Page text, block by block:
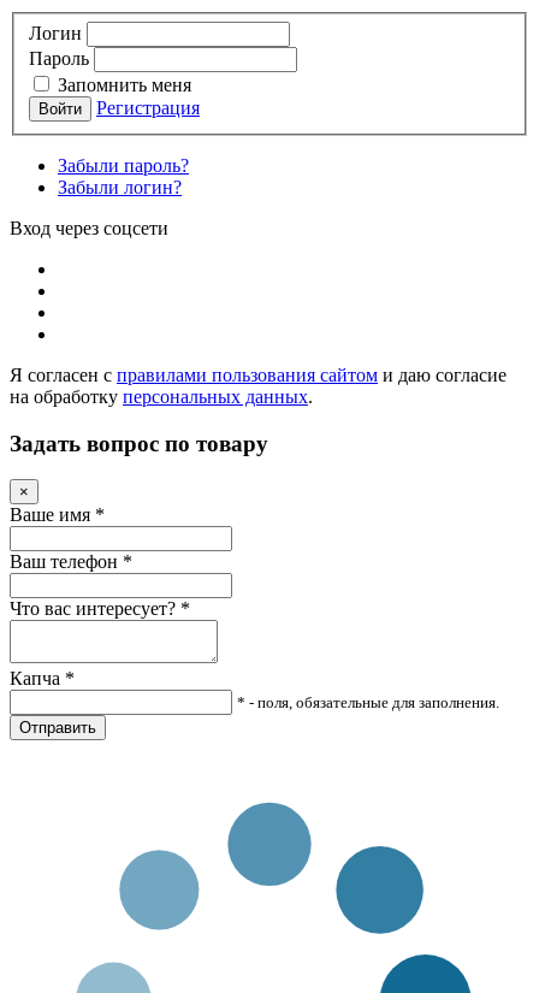
Логин
Пароль
Запомнить меня
Регистрация
Забыли пароль?
Забыли логин?
Вход через соцсети
Я согласен с правилами пользования сайтом и даю согласие
на обработку персональных данных.
Задать вопрос по товару
×
Ваше имя *
Ваш телефон *
Что вас интересует? *
Капча *
* - поля, обязательные для заполнения.
Отправить